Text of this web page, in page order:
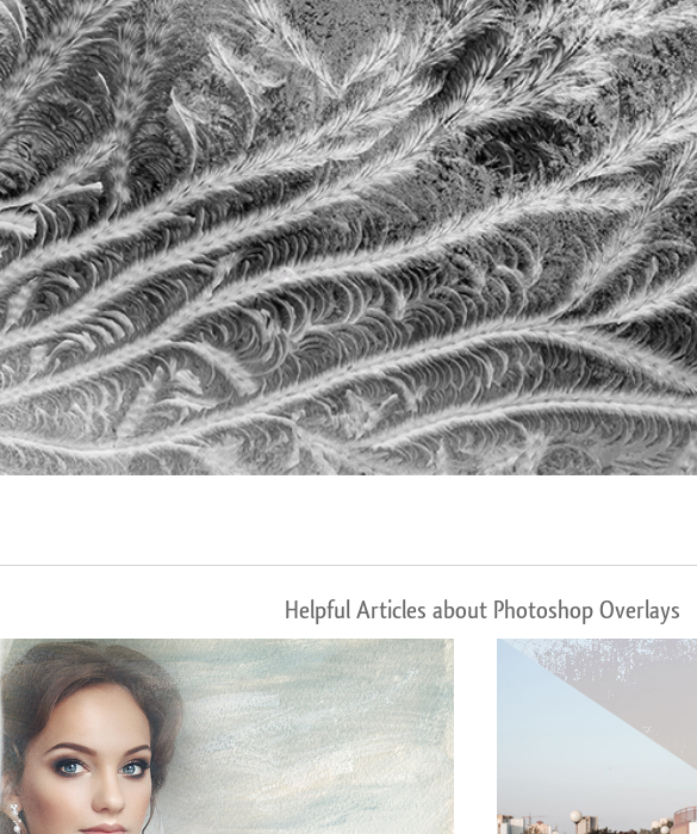
Επεξεργασία
φωτογραφιών προϊόντος
Επεξεργασία
φωτογραφιών
κοσμημάτων
Δεδομένα
Helpful Articles about Photoshop Overlays